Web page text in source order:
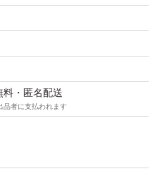
料・匿名配送
品者に支払われます